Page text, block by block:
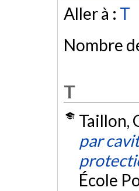
Aller à : T
Nombre
T
Taillon,
par
École